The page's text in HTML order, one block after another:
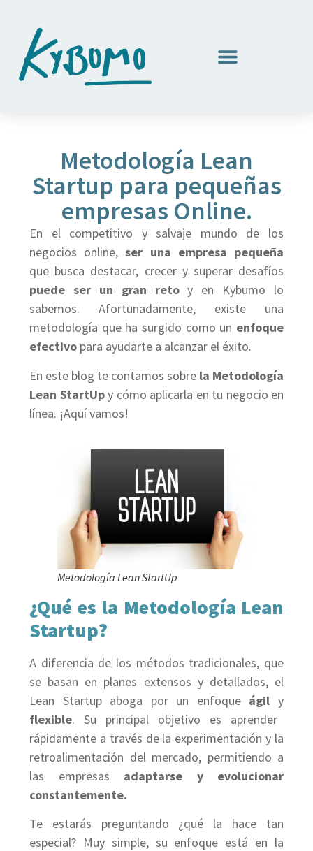
Metodología Lean
Startup para pequeñas
empresas Online.
En el competitivo y salvaje mundo de los
negocios online,ser una empresa pequeña
que busca destacar, crecer y superar desafíos
puede ser un gran retoy en Kybumo lo
sabemos. Afortunadamente, existe una
metodología que ha surgido como un enfoque
efectivo para ayudarte a alcanzar el éxito.
En este blog te contamos sobre la Metodología
Lean StartUpy cómo aplicarla en tu negocio en
línea. ¡Aquí vamos!
Metodología Lean StartUp
¿Qué es la Metodología Lean
Startup?
A diferencia de los métodos tradicionales, que
se basan en planes extensos y detallados, el
Lean Startup aboga por un enfoque ágil y
flexible. Su principal objetivo es aprender
rápidamente a través de la experimentación y la
retroalimentación del mercado, permitiendo a
las empresas adaptarse y evolucionar
constantemente.
Te estarás preguntando ¿qué la hace tan
especial? Muy simple, su enfoque está en la